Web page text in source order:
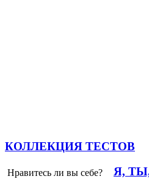
КОЛЛЕКЦИЯ ТЕСТОВ
Нравитесь ли вы себе?
Я,